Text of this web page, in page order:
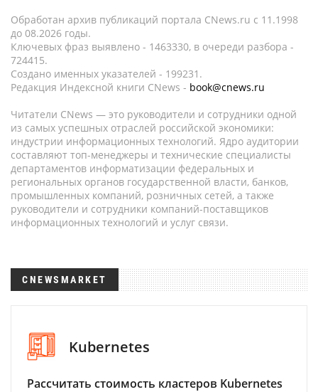
Обработан архив публикаций портала CNews.ru c 11.1998
до 08.2026 годы.
Ключевых фраз выявлено - 1463330, в очереди разбора -
724415.
Создано именных указателей - 199231.
Редакция Индексной книги CNews - book@cnews.ru
Читатели CNews — это руководители и сотрудники одной
из самых успешных отраслей российской экономики:
индустрии информационных технологий. Ядро аудитории
составляют топ-менеджеры и технические специалисты
департаментов информатизации федеральных и
региональных органов государственной власти, банков,
промышленных компаний, розничных сетей, а также
руководители и сотрудники компаний-поставщиков
информационных технологий и услуг связи.
CNEWSMARKET
Kubernetes
Рассчитать стоимость кластеров Kubernetes